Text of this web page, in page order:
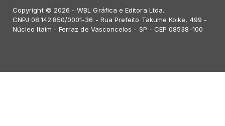
Copyright © 2026 - WBL Gráfica e Editora Ltda.
CNPJ 08.142.850/0001-36 - Rua Prefeito Takume Koike, 499 -
Núcleo Itaim - Ferraz de Vasconcelos - SP - CEP 08538-100